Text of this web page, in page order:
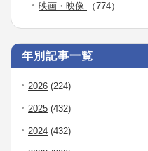
映画・映像 （774）
年別記事一覧
2026 (224)
2025 (432)
2024 (432)